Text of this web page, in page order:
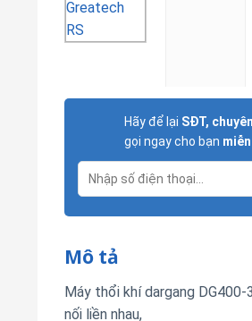
Hãy để lại SĐT,
gọi ngay cho bạn
Mô tả
Máy thổi khí dargang
nối liền nhau,